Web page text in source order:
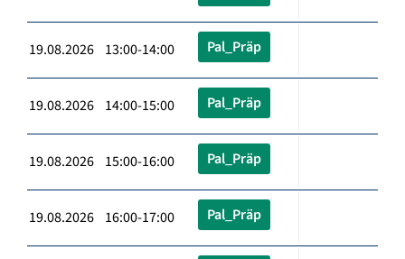
19.08.2026 13:00-14:00 Pal_Präp
19.08.2026 14:00-15:00 Pal_Präp
19.08.2026 15:00-16:00 Pal_Präp
19.08.2026 16:00-17:00 Pal_Präp